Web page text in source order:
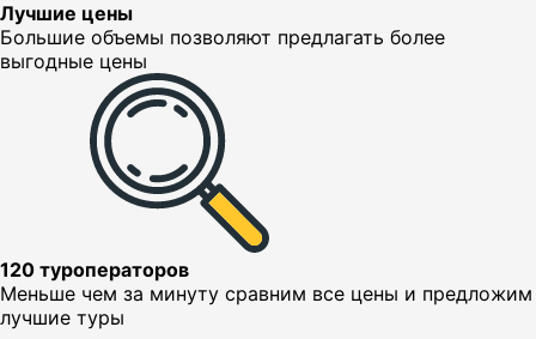
Лучшие цены
Большие объемы позволяют предлагать более
выгодные цены
120 туроператоров
Меньше чем за минуту сравним все цены и предложим
лучшие туры